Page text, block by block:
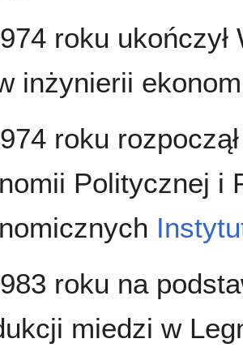
roku
inżynierii
roku
Politycznej i
roku na
miedzi w